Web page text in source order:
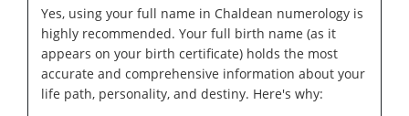
Yes, using your full name in Chaldean numerology is
highly recommended. Your full birth name (as it
appears on your birth certificate) holds the most
accurate and comprehensive information about your
life path, personality, and destiny. Here's why: